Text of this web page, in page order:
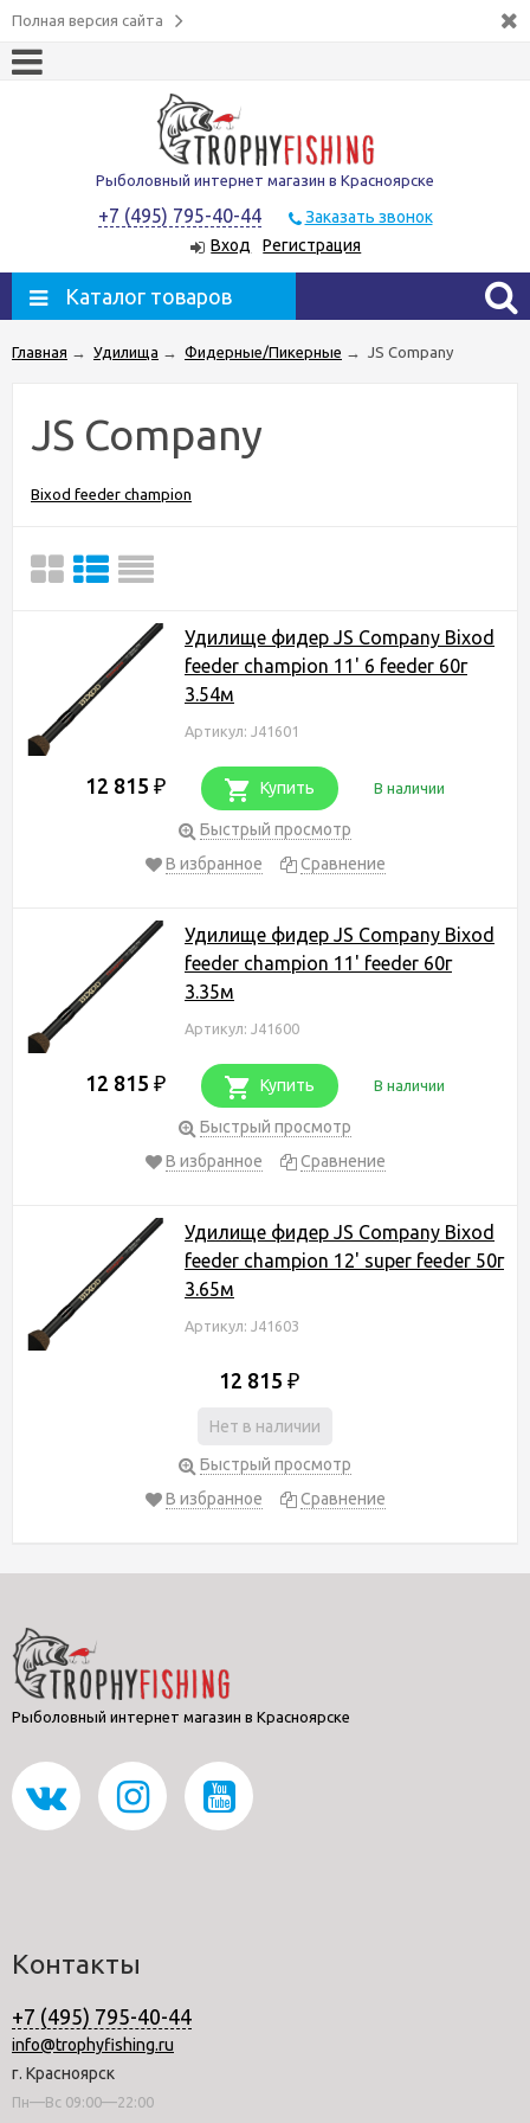
Полная версия сайта
Рыболовный интернет магазин в Красноярске
+7 (495) 795-40-44
Заказать звонок
Вход
Регистрация
Каталог товаров
Главная → Удилища → Фидерные/Пикерные → JS Company
JS Company
Bixod feeder champion
Удилище фидер JS Company Bixod
feeder champion 11' 6 feeder 60г
3.54м
Артикул: J41601
12 815 ₽ Купить В наличии
Быстрый просмотр
В избранное
Сравнение
Удилище фидер JS Company Bixod
feeder champion 11' feeder 60г
3.35м
Артикул: J41600
12 815 ₽ Купить В наличии
Быстрый просмотр
В избранное
Сравнение
Удилище фидер JS Company Bixod
feeder champion 12' super feeder 50г
3.65м
Артикул: J41603
12 815 ₽
Нет в наличии
Быстрый просмотр
В избранное
Сравнение
Рыболовный интернет магазин в Красноярске
Контакты
+7 (495) 795-40-44
info@trophyfishing.ru
г. Красноярск
Пн—Вс 09:00—22:00